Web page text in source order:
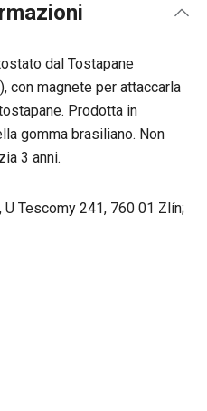
dal Tostapane
con magnete per attaccarla
Prodotta in
gomma brasiliano. Non
3 anni.
U Tescomy 241, 760 01 Zlín;